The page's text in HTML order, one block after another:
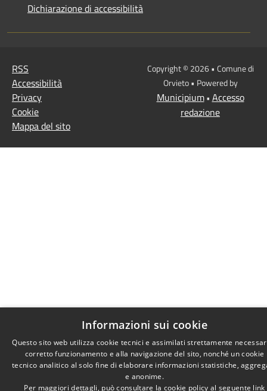
Dichiarazione di accessibilità
RSS
Accessibilità
Privacy
Cookie
Mappa del sito
Copyright © 2026 • Comune di
Orvieto • Powered by
Municipium• Accesso
redazione
Informazioni sui cookie
Questo sito web utilizza cookie tecnici e assimilati strettamente
corretto funzionamento e alla navigazione del sito, nonché un cookie
tecnico analitico al solo fine di elaborare informazioni statistiche,
e anonime.
Per maggiori dettagli, può consultare la cookie policy al seguente link